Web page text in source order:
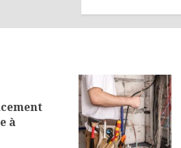
à